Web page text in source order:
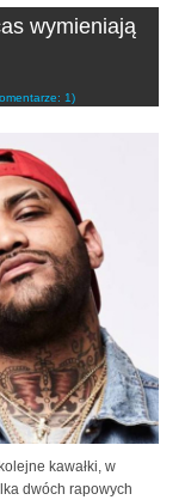
wymieniają
1)
kawałki, w
dwóch rapowych